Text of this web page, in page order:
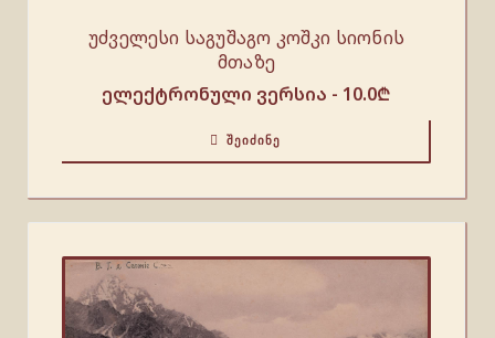
უძველესი საგუშაგო კოშკი სიონის
მთაზე
ელექტრონული ვერსია - 10.0₾
ᲨᲔᲘᲫᲘᲜᲔ